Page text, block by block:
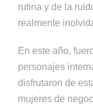
rutina y de la
realmente
En este año,
personajes
disfrutaron de
mujeres de